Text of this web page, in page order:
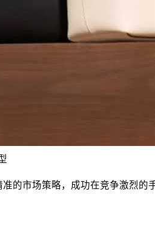
的市场策略，成功在竞争激烈的